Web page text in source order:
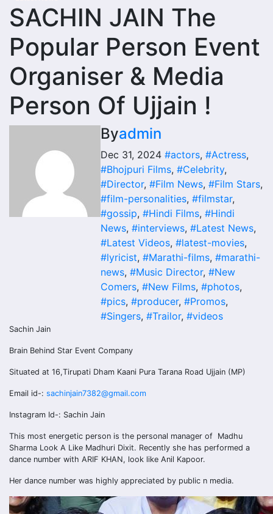
SACHIN JAIN The
Popular Person Event
Organiser & Media
Person Of Ujjain !
Byadmin
Dec 31, 2024 #actors, #Actress,
#Bhojpuri Films, #Celebrity,
#Director, #Film News, #Film Stars,
#film-personalities, #filmstar,
#gossip, #Hindi Films, #Hindi
News, #interviews, #Latest News,
#Latest Videos, #latest-movies,
#lyricist, #Marathi-films, #marathi-
news, #Music Director, #New
Comers, #New Films, #photos,
#pics, #producer, #Promos,
#Singers, #Trailor, #videos
Sachin Jain
Brain Behind Star Event Company
Situated at 16,Tirupati Dham Kaani Pura Tarana Road Ujjain (MP)
Email id-: sachinjain7382@gmail.com
Instagram Id-: Sachin Jain
This most energetic person is the personal manager of Madhu
Sharma Look A Like Madhuri Dixit. Recently she has performed a
dance number with ARIF KHAN, look like Anil Kapoor.
Her dance number was highly appreciated by public n media.